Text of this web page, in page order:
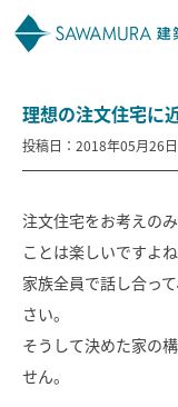
理想の注文住宅に
投稿日：2018年05月26日
注文住宅をお考えの
ことは楽しいですよね
家族全員で話し合っ
さい。
そうして決めた家の
せん。